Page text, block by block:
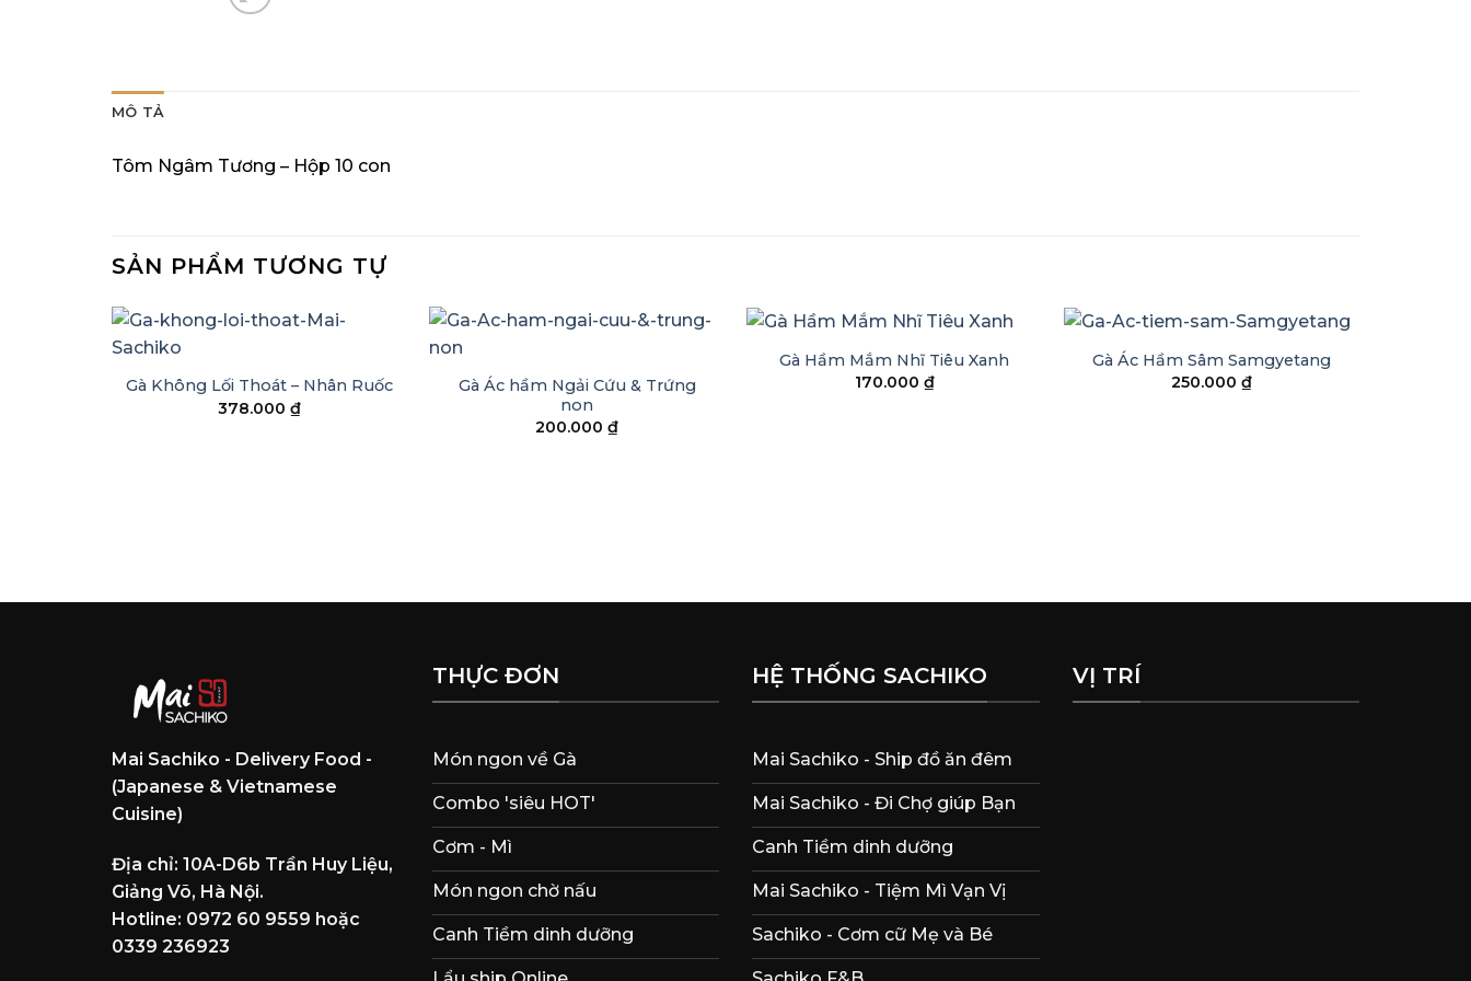
MÔ TẢ
Tôm Ngâm Tương – Hộp 10 con
SẢN PHẨM TƯƠNG TỰ
Gà Không Lối Thoát – Nhân Ruốc
378.000 ₫
Gà Ác hầm Ngải Cứu & Trứng
non
200.000 ₫
+
Gà Hầm Mắm Nhĩ Tiêu Xanh
170.000 ₫
+
Gà Ác Hầm Sâm Samgyetang
250.000 ₫
Mai Sachiko - Delivery Food -
(Japanese & Vietnamese
Cuisine)
Địa chỉ: 10A-D6b Trần Huy Liệu,
Giảng Võ, Hà Nội.
Hotline: 0972 60 9559 hoặc
0339 236923
THỰC ĐƠN
Món ngon về Gà
Combo 'siêu HOT'
Cơm - Mì
Món ngon chờ nấu
Canh Tiềm dinh dưỡng
HỆ THỐNG SACHIKO
Mai Sachiko - Ship đồ ăn đêm
Mai Sachiko - Đi Chợ giúp Bạn
Canh Tiềm dinh dưỡng
Mai Sachiko - Tiệm Mì Vạn Vị
Sachiko - Cơm cữ Mẹ và Bé
VỊ TRÍ